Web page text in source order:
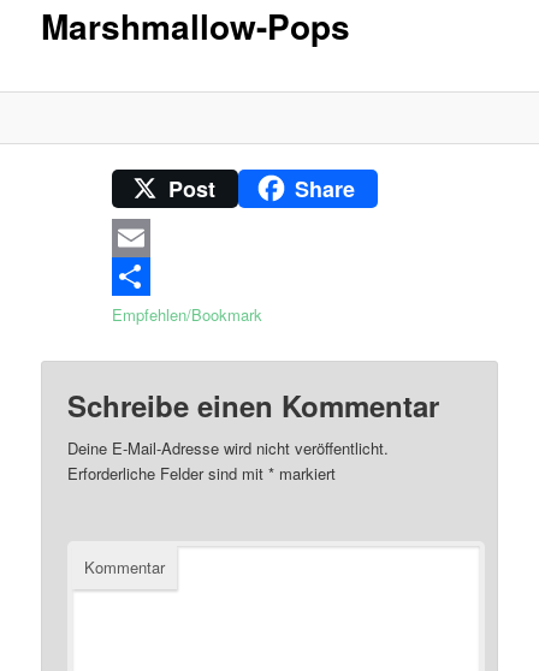
Marshmallow-Pops
Post Share
Email
Empfehlen/Bookmark
Schreibe einen Kommentar
Deine E-Mail-Adresse wird nicht veröffentlicht.
Erforderliche Felder sind mit* markiert
Kommentar